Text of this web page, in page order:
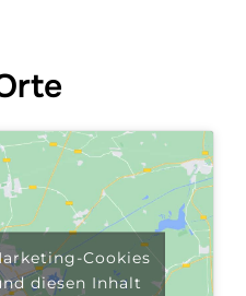
Cookies
diesen Inhalt